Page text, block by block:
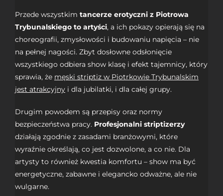
Przede wszystkim tancerze erotyczni z Piotrowa
Trybunalskiego to artyści, a ich pokazy opierają się na
choreografii, zmysłowości i budowaniu napięcia – nie
na pełnej nagości. Zbyt dosłowne odsłonięcie
wszystkiego odbiera show klasę i efekt tajemnicy, który
sprawia, że męski striptiz w Piotrkowie Trybunalskim
jest atrakcyjnyi dla jubilatki, i dla całej grupy.
Drugim powodem są przepisy oraz normy
bezpieczeństwa pracy. Profesjonalni striptizerzy
działają zgodnie z zasadami branżowymi, które
wyraźnie określają, co jest dozwolone, a co nie. Dla
artysty to również kwestia komfortu – show ma być
energetyczne, zabawne i elegancko odważne, ale nie
wulgarne.